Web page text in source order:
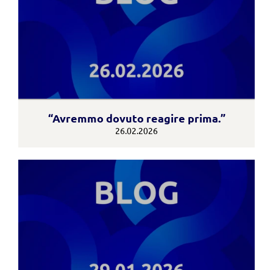
“Avremmo dovuto reagire prima.”
26.02.2026